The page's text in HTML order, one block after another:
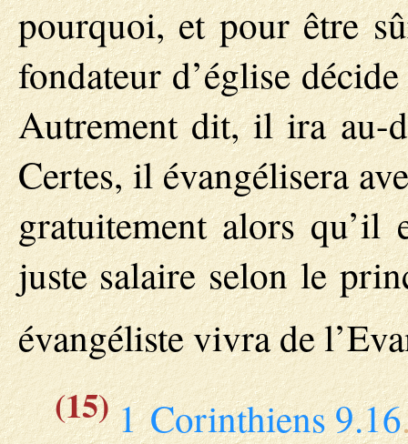
pourquoi, et pour être
fondateur d’église
Autrement dit, il ira au-
Certes, il évangélisera
gratuitement alors qu’il
juste salaire selon le
évangéliste vivra de
(15)1 Corinthiens 9.16